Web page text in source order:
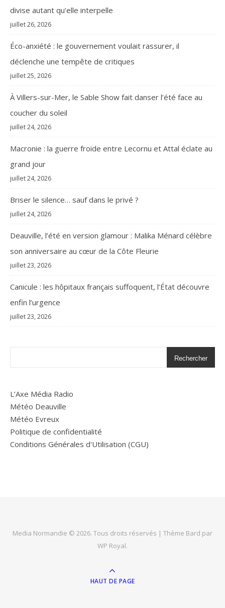
divise autant qu’elle interpelle
juillet 26, 2026
Éco-anxiété : le gouvernement voulait rassurer, il
déclenche une tempête de critiques
juillet 25, 2026
À Villers-sur-Mer, le Sable Show fait danser l’été face au
coucher du soleil
juillet 24, 2026
Macronie : la guerre froide entre Lecornu et Attal éclate au
grand jour
juillet 24, 2026
Briser le silence… sauf dans le privé ?
juillet 24, 2026
Deauville, l’été en version glamour : Malika Ménard célèbre
son anniversaire au cœur de la Côte Fleurie
juillet 23, 2026
Canicule : les hôpitaux français suffoquent, l’État découvre
enfin l’urgence
juillet 23, 2026
Rechercher
L’Axe Média Radio
Météo Deauville
Météo Evreux
Politique de confidentialité
Conditions Générales d'Utilisation (CGU)
Media Normandie © 2026. Tous droits réservés | Thème Bard par
WP Royal.
HAUT DE PAGE